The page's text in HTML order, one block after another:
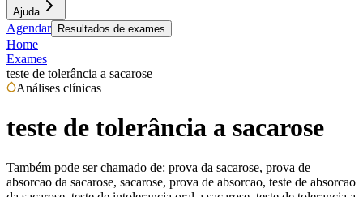
Ajuda
Agendar Resultados de exames
Home
Exames
teste de tolerância a sacarose
Análises clínicas
teste de tolerância a sacarose
Também pode ser chamado de: prova da sacarose, prova de
absorcao da sacarose, sacarose, prova de absorcao, teste de absorcao